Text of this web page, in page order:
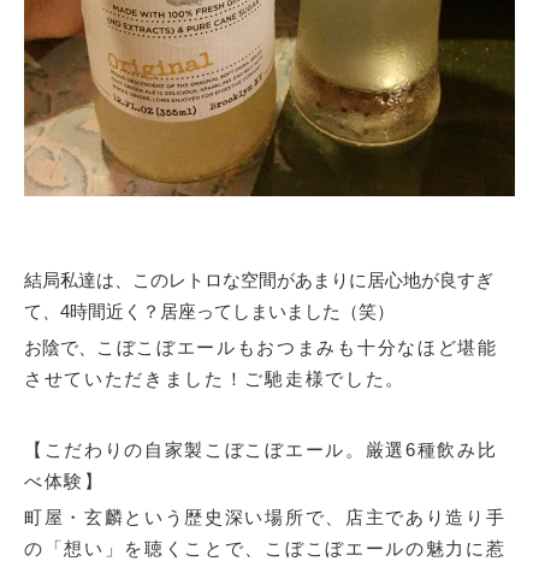
結局私達は、このレトロな空間があまりに居心地が良すぎ
て、4時間近く？居座ってしまいました（笑）
お陰で、
こぼこぼエールもおつまみも十分なほど堪能
させていただきました！ご馳走様でした。
【こだわりの自家製こぼこぼエール。厳選6種飲み比
べ体験】
町屋・玄麟という歴史深い場所で、店主であり造り手
の「想い」を聴くことで、こぼこぼエールの魅力に惹